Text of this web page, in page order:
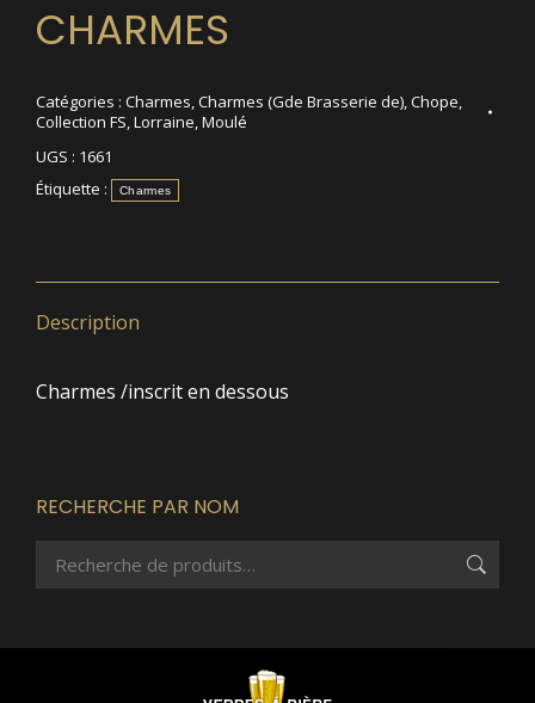
CHARMES
Catégories : Charmes,Charmes (Gde Brasserie de),Chope,
Collection FS,Lorraine,Moulé
UGS : 1661
Étiquette :
Charmes
Description
Charmes /inscrit en dessous
RECHERCHE PAR NOM